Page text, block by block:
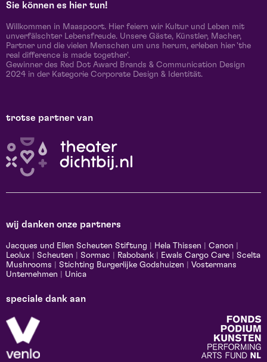
Sie können es hier tun!
Willkommen in Maaspoort. Hier feiern wir Kultur und Leben mit
unverfälschter Lebensfreude. Unsere Gäste, Künstler, Macher,
Partner und die vielen Menschen um uns herum, erleben hier 'the
real difference is made together'.
Gewinner des Red Dot Award Brands & Communication Design
2024 in der Kategorie Corporate Design & Identität.
trotse partner van
wij danken onze partners
Jacques und Ellen Scheuten Stiftung Hela Thissen Canon
Leolux
Scheuten Sormac Rabobank Ewals Cargo Care
Scelta
Mushrooms
Stichting Burgerlijke Godshuizen
Vostermans
Unternehmen
Unica
speciale dank aan